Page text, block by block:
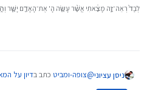
(בשונה מקופות גמל וכו')
בעיקרון אם אתה מקבל החלטה
נטו פסיבית ולא מענין אותך
מספר קרן שונה מזו שאתה רוכש
לְבַד֙ רְאֵה־זֶ֣ה מָצָ֔אתִי אֲשֶׁ֨ר עָשָׂ֧ה הָ' אֶת־הָאָדָ֖ם יָשָׁ֑ר
ניסן עציוני@צופה-ומביט כתב בדיון על